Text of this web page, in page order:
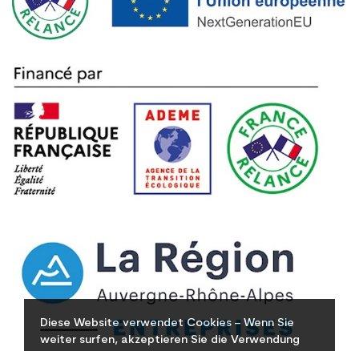
Diese Website verwendet Cookies – Wenn Sie
weiter surfen, akzeptieren Sie die Verwendung